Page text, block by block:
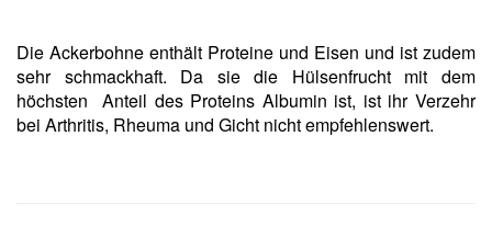
Die Ackerbohne enthält Proteine und Eisen und ist zudem
sehr schmackhaft. Da sie die Hülsenfrucht mit dem
höchsten Anteil des Proteins Albumin ist, ist ihr Verzehr
bei Arthritis, Rheuma und Gicht nicht empfehlenswert.